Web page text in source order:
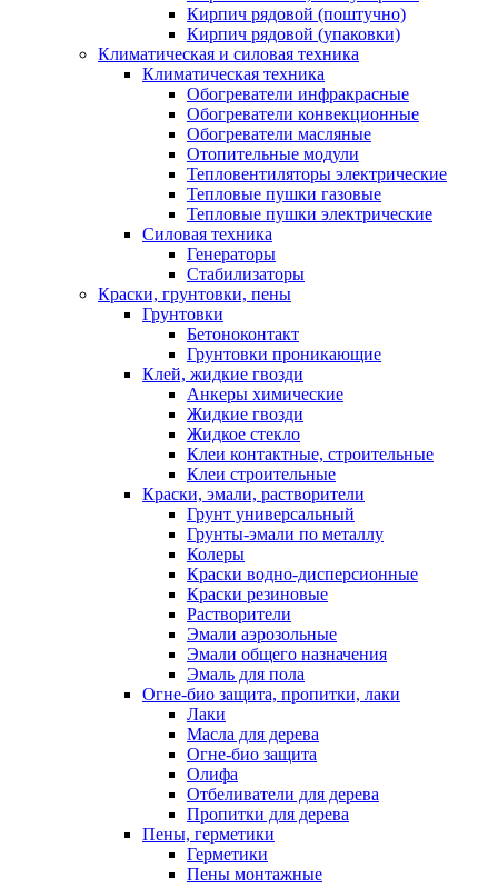
Кирпич рядовой (поштучно)
Кирпич рядовой (упаковки)
Климатическая и силовая техника
Климатическая техника
Обогреватели инфракрасные
Обогреватели конвекционные
Обогреватели масляные
Отопительные модули
Тепловентиляторы электрические
Тепловые пушки газовые
Тепловые пушки электрические
Силовая техника
Генераторы
Стабилизаторы
Краски, грунтовки, пены
Грунтовки
Бетоноконтакт
Грунтовки проникающие
Клей, жидкие гвозди
Анкеры химические
Жидкие гвозди
Жидкое стекло
Клеи контактные, строительные
Клеи строительные
Краски, эмали, растворители
Грунт универсальный
Грунты-эмали по металлу
Колеры
Краски водно-дисперсионные
Краски резиновые
Растворители
Эмали аэрозольные
Эмали общего назначения
Эмаль для пола
Огне-био защита, пропитки, лаки
Лаки
Масла для дерева
Огне-био защита
Олифа
Отбеливатели для дерева
Пропитки для дерева
Пены, герметики
Герметики
Пены монтажные